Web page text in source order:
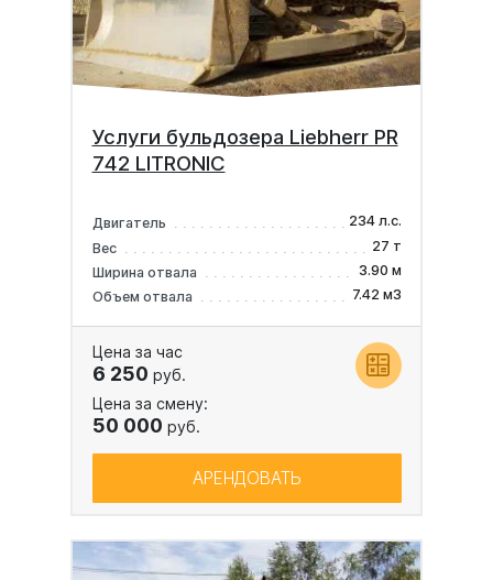
Услуги бульдозера Liebherr PR
742 LITRONIC
Двигатель
234 л.с.
Вес
27 т
Ширина отвала
3.90 м
Объем отвала
7.42 м3
Цена за час
6 250 руб.
Цена за смену:
50 000 руб.
АРЕНДОВАТЬ